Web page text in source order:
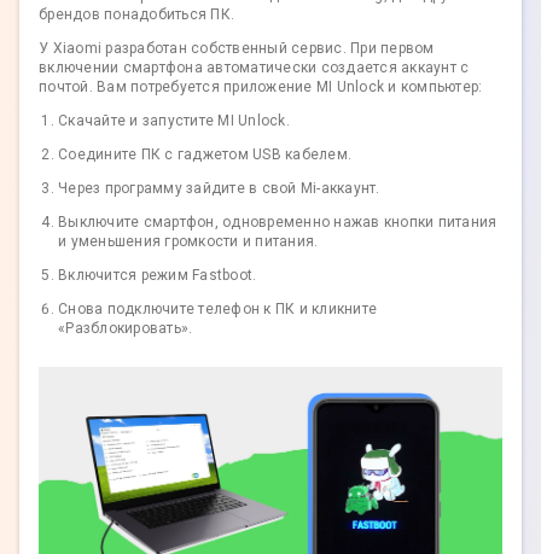
брендов понадобиться ПК.
У Xiaomi разработан собственный сервис. При первом
включении смартфона автоматически создается аккаунт с
почтой. Вам потребуется приложение MI Unlock и компьютер:
Скачайте и запустите MI Unlock.
Соедините ПК с гаджетом USB кабелем.
Через программу зайдите в свой Mi-аккаунт.
Выключите смартфон, одновременно нажав кнопки питания
и уменьшения громкости и питания.
Включится режим Fastboot.
Снова подключите телефон к ПК и кликните
«Разблокировать».